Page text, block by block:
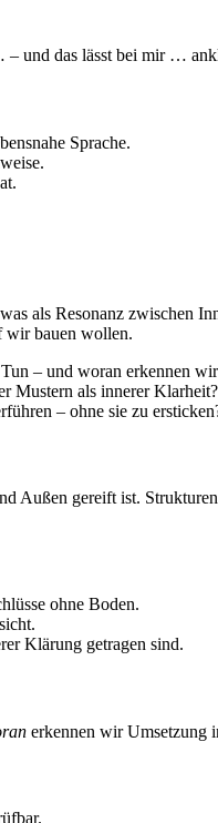
und das lässt bei mir …
Sprache.
als Resonanz
wir bauen wollen.
– und woran erkennen
Mustern als innerer Klarheit?
– ohne sie zu
Außen gereift ist.
ohne Boden.
Klärung getragen sind.
erkennen wir Umsetzung